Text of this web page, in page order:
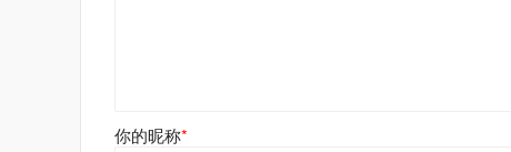
你的昵称*